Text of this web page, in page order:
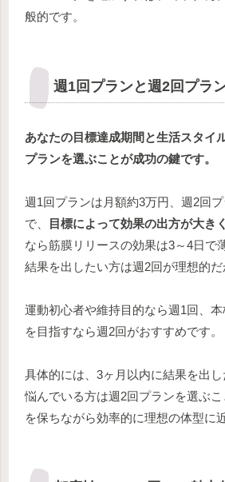
般的です。
週1回プランと週2回プラ
あなたの目標達成期間と生活スタイ
プランを選ぶことが成功の鍵です。
週1回プランは月額約3万円、週2回
で、
目標によって効果の出方が大き
なら筋膜リリースの効果は3～4日で
結果を出したい方は週2回が理想的だ
運動初心者や維持目的なら週1回、
を目指すなら週2回がおすすめです。
具体的には、3ヶ月以内に結果を出
悩んでいる方は週2回プランを選ぶ
を保ちながら効率的に理想の体型に